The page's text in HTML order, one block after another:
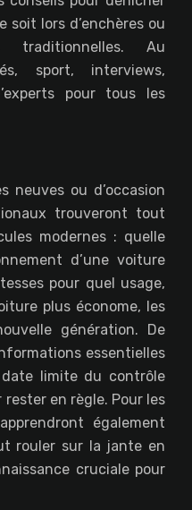
soit lors d’enchères ou
traditionnelles. Au
sport, interviews,
pour tous les
neuves ou d’occasion
trouveront tout
modernes : quelle
d’une voiture
pour quel usage,
plus économe, les
génération. De
essentielles
limite du contrôle
en règle. Pour les
également
rouler sur la jante en
cruciale pour